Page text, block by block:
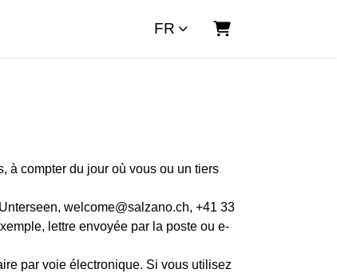
FR
Panier
à compter du jour où vous ou un tiers
welcome@salzano.ch, +41 33
lettre envoyée par la poste ou e-
par voie électronique. Si vous utilisez